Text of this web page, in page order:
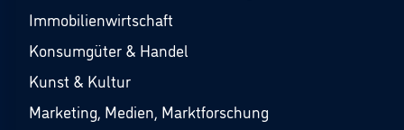
Immobilienwirtschaft
Konsumgüter & Handel
Kunst & Kultur
Marketing, Medien, Marktforschung